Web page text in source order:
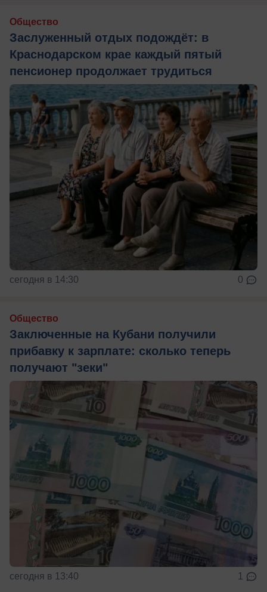
Общество
Заслуженный отдых подождёт: в
Краснодарском крае каждый пятый
пенсионер продолжает трудиться
сегодня в 14:30 0
Общество
Заключенные на Кубани получили
прибавку к зарплате: сколько теперь
получают "зеки"
сегодня в 13:40 1